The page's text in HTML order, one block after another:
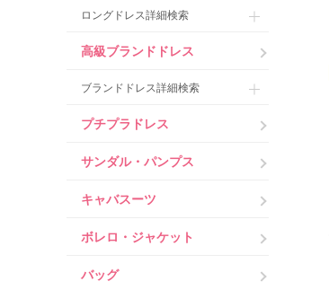
ロングドレス詳細検索
高級ブランドドレス
ブランドドレス詳細検索
プチプラドレス
サンダル・パンプス
キャバスーツ
ボレロ・ジャケット
バッグ